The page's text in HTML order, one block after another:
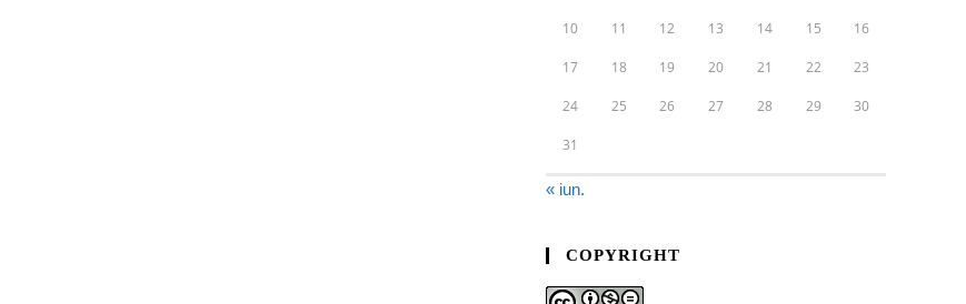
10 11 12 13 14 15 16
17 18 19 20 21 22 23
24 25 26 27 28 29 30
31
« iun.
COPYRIGHT